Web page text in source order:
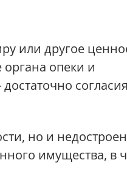
или другое
опеки и
согласия
но и
имущества, в